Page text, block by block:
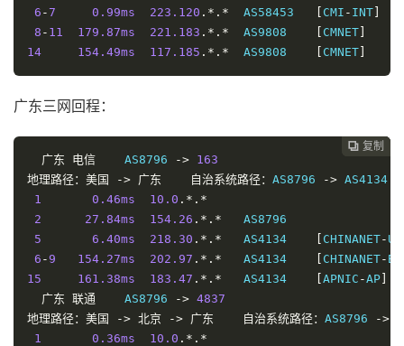
6 -7 0.99ms 223.120 .*.*
  AS58453
[ CMI - INT]
8 - 11 179.87ms 221.183 .*.*
  AS9808
[ CMNET]
14
154.49ms 117.185 .*.*
  AS9808
[ CMNET]
广东三网回程：
 复制
 复制
 复制
 复制
广东
电信
    AS8796
-> 163
地理路径：美国
-> 广东 自治系统路径： AS8796 -> AS4134
1
0.46ms 10.0 .*.*
2
27.84ms 154.26 .*.*
5
6.40ms 218.30 .*.*
   AS4134
[ CHINANET- US
6 -9 154.27ms 202.97 .*.*
   AS4134
[ CHINANET- BB
15
161.38ms 183.47 .*.*
   AS4134
[APNIC -AP]
广东 联通
    AS8796
-> 4837
地理路径：美国
-> 北京 -> 广东 自治系统路径： AS8796 ->
1
0.36ms 10.0 .*.*